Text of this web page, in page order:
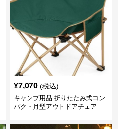
¥7,070 (税込)
キャンプ用品 折りたたみ式コン
パクト月型アウトドアチェア